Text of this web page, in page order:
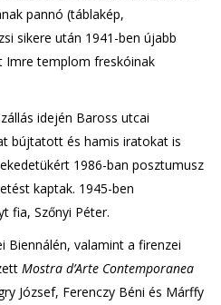
pannó (táblakép,
sikere után 1941-ben újabb
Imre templom freskóinak
idején Baross utcai
bújtatott és hamis iratokat is
1986-ban posztumusz
kaptak. 1945-ben
fia, Szőnyi Péter.
Biennálén, valamint a firenzei
Mostra d’Arte Contemporanea
József, Ferenczy Béni és Márffy